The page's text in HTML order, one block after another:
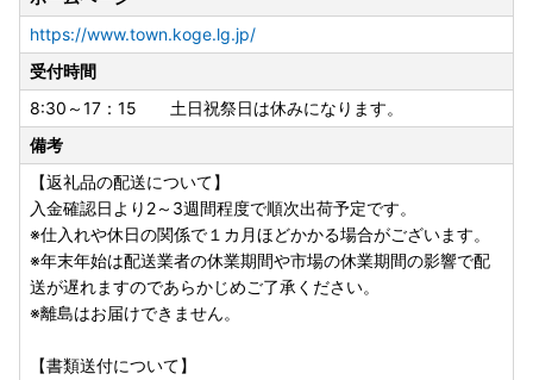
https://www.town.koge.lg.jp/
受付時間
8:30～17：15 土日祝祭日は休みになります。
備考
【返礼品の配送について】
入金確認日より2～3週間程度で順次出荷予定です。
※仕入れや休日の関係で１カ月ほどかかる場合がございます。
※年末年始は配送業者の休業期間や市場の休業期間の影響で配
送が遅れますのであらかじめご了承ください。
※離島はお届けできません。
【書類送付について】